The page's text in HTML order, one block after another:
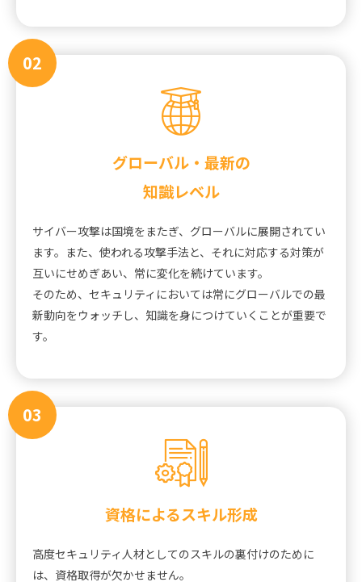
02
グローバル・最新の
知識レベル
サイバー攻撃は国境をまたぎ、グローバルに展開されてい
ます。また、使われる攻撃手法と、それに対応する対策が
互いにせめぎあい、常に変化を続けています。
そのため、セキュリティにおいては常にグローバルでの最
新動向をウォッチし、知識を身につけていくことが重要で
す。
03
資格によるスキル形成
高度セキュリティ人材としてのスキルの裏付けのために
は、資格取得が欠かせません。